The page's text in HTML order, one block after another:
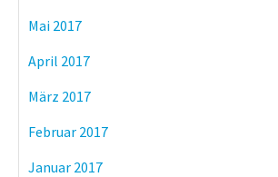
Mai 2017
April 2017
März 2017
Februar 2017
Januar 2017